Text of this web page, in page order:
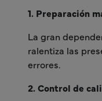
1. Preparación
La gran
ralentiza las
errores.
2. Control de